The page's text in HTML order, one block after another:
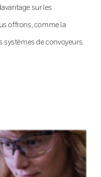
sur les
offrons, comme la
systèmes de convoyeurs.